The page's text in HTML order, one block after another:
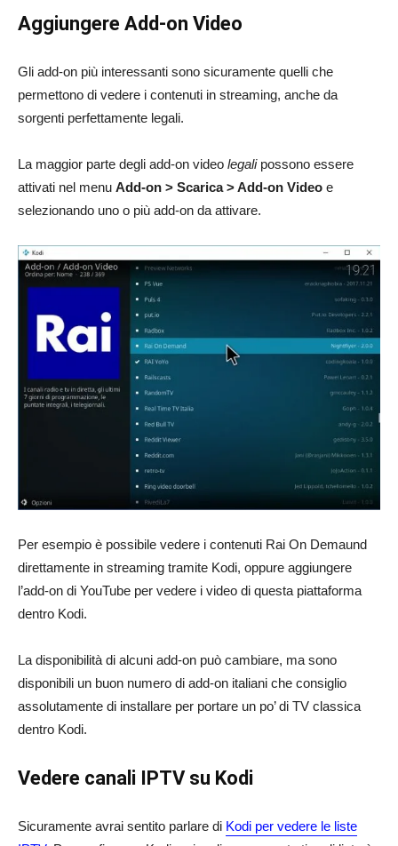
Aggiungere Add-on Video
Gli add-on più interessanti sono sicuramente quelli che
permettono di vedere i contenuti in streaming, anche da
sorgenti perfettamente legali.
La maggior parte degli add-on video legalipossono essere
attivati nel menu Add-on > Scarica > Add-on Video e
selezionando uno o più add-on da attivare.
Per esempio è possibile vedere i contenuti Rai On Demaund
direttamente in streaming tramite Kodi, oppure aggiungere
l’add-on di YouTube per vedere i video di questa piattaforma
dentro Kodi.
La disponibilità di alcuni add-on può cambiare, ma sono
disponibili un buon numero di add-on italiani che consiglio
assolutamente di installare per portare un po’ di TV classica
dentro Kodi.
Vedere canali IPTV su Kodi
Sicuramente avrai sentito parlare di Kodi per vedere le liste